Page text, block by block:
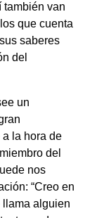
también van
que cuenta
saberes
del
un
la hora de
del
nos
“Creo en
llama alguien